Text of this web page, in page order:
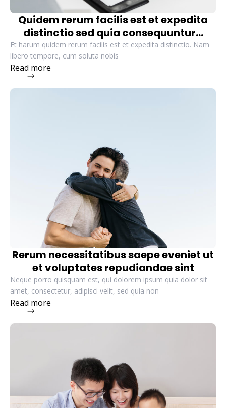
Quidem rerum facilis est et expedita
distinctio sed quia consequuntur...
Et harum quidem rerum facilis est et expedita distinctio. Nam
libero tempore, cum soluta nobis
Read more
Rerum necessitatibus saepe eveniet ut
et voluptates repudiandae sint
Neque porro quisquam est, qui dolorem ipsum quia dolor sit
amet, consectetur, adipisci velit, sed quia non
Read more